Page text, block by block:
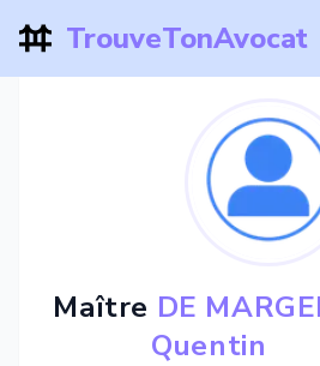
TrouveTonAvocat
Maître DE
Quentin